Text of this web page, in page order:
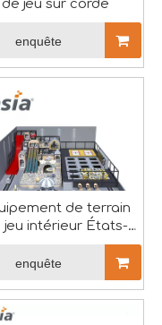
sous la
de jeu sur corde
enquête
de terrain
jeu intérieur États-
enquête